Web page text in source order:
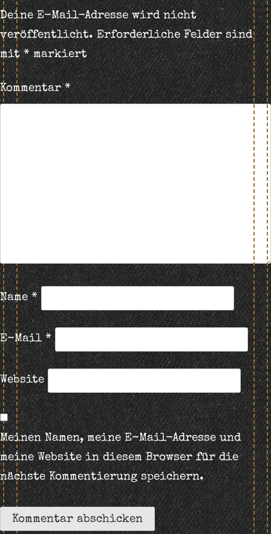
Deine E-Mail-Adresse wird nicht
veröffentlicht. Erforderliche Felder sind
mit*markiert
Kommentar*
Name*
E-Mail*
Website
Meinen Namen, meine E-Mail-Adresse und
meine Website in diesem Browser für die
nächste Kommentierung speichern.